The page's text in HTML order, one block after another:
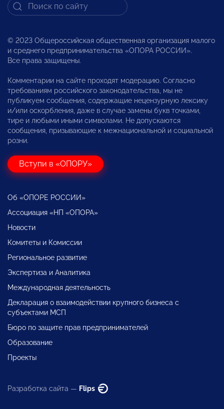
© 2023 Общероссийская общественная организация малого
и среднего предпринимательства «ОПОРА РОССИИ».
Все права защищены.
Комментарии на сайте проходят модерацию. Согласно
требованиям российского законодательства, мы не
публикуем сообщения, содержащие нецензурную лексику
и/или оскорбления, даже в случае замены букв точками,
тире и любыми иными символами. Не допускаются
сообщения, призывающие к межнациональной и социальной
розни.
Вступи в «ОПОРУ»
Об «ОПОРЕ РОССИИ»
Ассоциация «НП «ОПОРА»
Новости
Комитеты и Комиссии
Региональное развитие
Экспертиза и Аналитика
Международная деятельность
Декларация о взаимодействии крупного бизнеса с
субъектами МСП
Бюро по защите прав предпринимателей
Образование
Проекты
Разработка сайта — Flips